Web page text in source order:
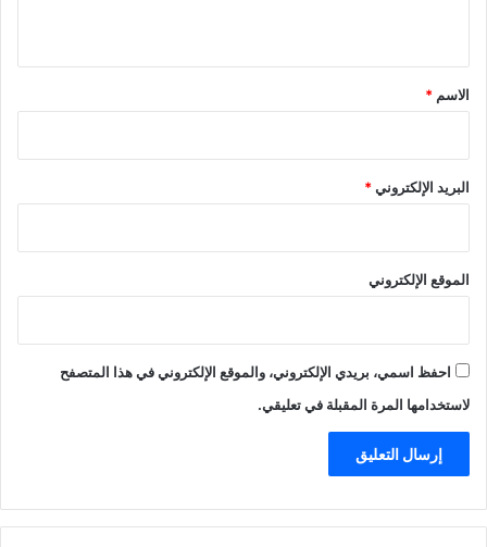
*
الاسم *
البريد الإلكتروني*
الموقع الإلكتروني
احفظ اسمي، بريدي الإلكتروني، والموقع الإلكتروني في هذا المتصفح
لاستخدامها المرة المقبلة في تعليقي.